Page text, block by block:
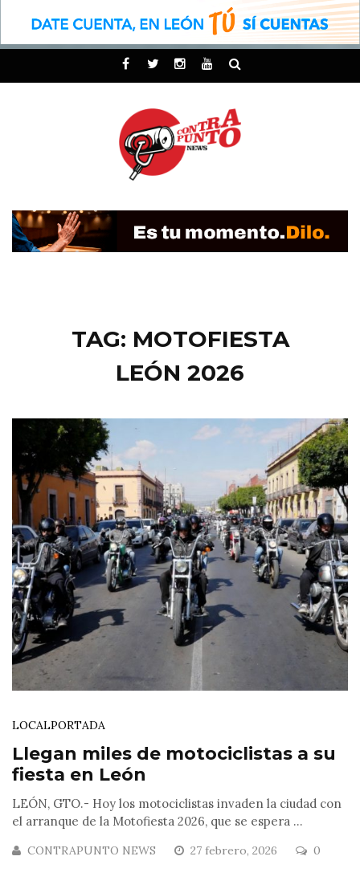
TAG: MOTOFIESTA
LEÓN 2026
LOCALPORTADA
Llegan miles de motociclistas a su
fiesta en León
LEÓN, GTO.- Hoy los motociclistas invaden la ciudad con
el arranque de la Motofiesta 2026, que se espera ...
CONTRAPUNTO NEWS 27 febrero, 2026 0